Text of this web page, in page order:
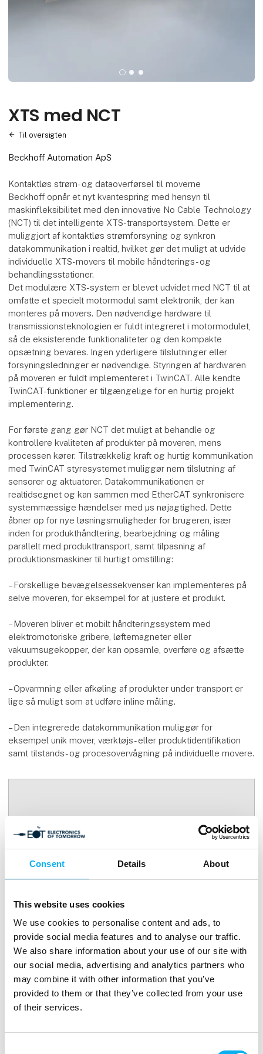
Consent Details About
This website uses cookies
We use cookies to personalise content and ads, to
provide social media features and to analyse our traffic.
We also share information about your use of our site with
our social media, advertising and analytics partners who
may combine it with other information that you’ve
provided to them or that they’ve collected from your use
of their services.
XTS med NCT
Til oversigten
Beckhoff Automation ApS
Kontaktløs strøm- og dataoverførsel til moverne
Beckhoff opnår et nyt kvantespring med hensyn til
maskinfleksibilitet med den innovative No Cable Technology
(NCT) til det intelligente XTS-transportsystem. Dette er
muliggjort af kontaktløs strømforsyning og synkron
datakommunikation i realtid, hvilket gør det muligt at udvide
individuelle XTS-movers til mobile håndterings- og
behandlingsstationer.
Det modulære XTS-system er blevet udvidet med NCT til at
omfatte et specielt motormodul samt elektronik, der kan
monteres på movers. Den nødvendige hardware til
transmissionsteknologien er fuldt integreret i motormodulet,
så de eksisterende funktionaliteter og den kompakte
opsætning bevares. Ingen yderligere tilslutninger eller
forsyningsledninger er nødvendige. Styringen af hardwaren
på moveren er fuldt implementeret i TwinCAT. Alle kendte
TwinCAT-funktioner er tilgængelige for en hurtig projekt
implementering.
For første gang gør NCT det muligt at behandle og
kontrollere kvaliteten af produkter på moveren, mens
processen kører. Tilstrækkelig kraft og hurtig kommunikation
med TwinCAT styresystemet muliggør nem tilslutning af
sensorer og aktuatorer. Datakommunikationen er
realtidsegnet og kan sammen med EtherCAT synkronisere
systemmæssige hændelser med µs nøjagtighed. Dette
åbner op for nye løsningsmuligheder for brugeren, især
inden for produkthåndtering, bearbejdning og måling
parallelt med produkttransport, samt tilpasning af
produktionsmaskiner til hurtigt omstilling:
– Forskellige bevægelsessekvenser kan implementeres på
selve moveren, for eksempel for at justere et produkt.
– Moveren bliver et mobilt håndteringssystem med
elektromotoriske gribere, løftemagneter eller
vakuumsugekopper, der kan opsamle, overføre og afsætte
produkter.
– Opvarmning eller afkøling af produkter under transport er
lige så muligt som at udføre inline måling.
– Den integrerede datakommunikation muliggør for
eksempel unik mover, værktøjs- eller produktidentifikation
samt tilstands- og procesovervågning på individuelle movere.
Accepter marketing-cookies for at se denne video.
play_arrow
Flere produkter fra Beckhoff Automation
ApS